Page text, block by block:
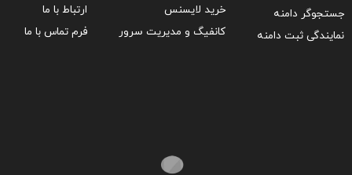
جستجوگر دامنه
نمایندگی ثبت دامنه
خرید لایسنس
کانفیگ و مدیریت سرور
ارتباط با ما
فرم تماس با ما